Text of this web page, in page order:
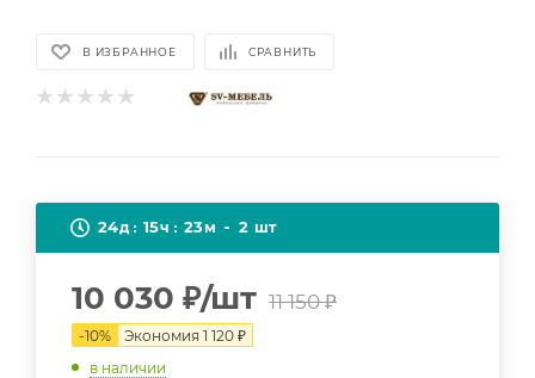
В ИЗБРАННОЕ СРАВНИТЬ
24д 15ч 23м 2 шт
10 030 ₽/шт 11 150₽
-10% Экономия 1 120 ₽
в наличии